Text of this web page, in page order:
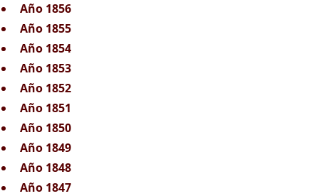
Año 1856
Año 1855
Año 1854
Año 1853
Año 1852
Año 1851
Año 1850
Año 1849
Año 1848
Año 1847